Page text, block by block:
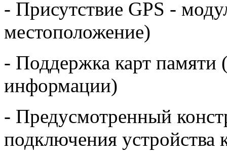
- Присутствие GPS -
местоположение)
- Поддержка карт памяти
информации)
- Предусмотренный
подключения устройства